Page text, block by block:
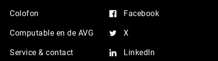
Colofon
Computable en de AVG
Service & contact
Facebook
X
LinkedIn